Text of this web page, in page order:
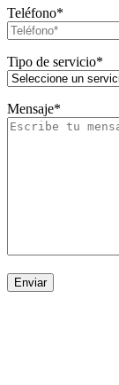
Teléfono*
Tipo de servicio*
Mensaje*